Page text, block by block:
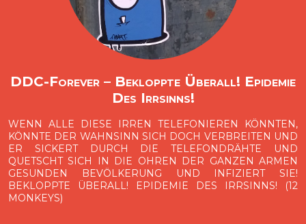
DDC-Forever – Bekloppte Überall! Epidemie
Des Irrsinns!
WENN ALLE DIESE IRREN TELEFONIEREN KÖNNTEN,
KÖNNTE DER WAHNSINN SICH DOCH VERBREITEN UND
ER SICKERT DURCH DIE TELEFONDRÄHTE UND
QUETSCHT SICH IN DIE OHREN DER GANZEN ARMEN
GESUNDEN BEVÖLKERUNG UND INFIZIERT SIE!
BEKLOPPTE ÜBERALL! EPIDEMIE DES IRRSINNS! (12
MONKEYS)